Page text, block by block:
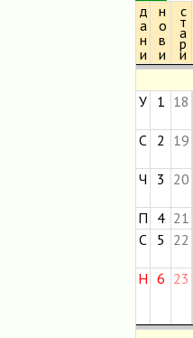
д
а
н
и
н
о
в
и
с
т
а
р
и
У 1 18
С 2 19
Ч 3 20
П 4 21
С 5 22
Н 6 23